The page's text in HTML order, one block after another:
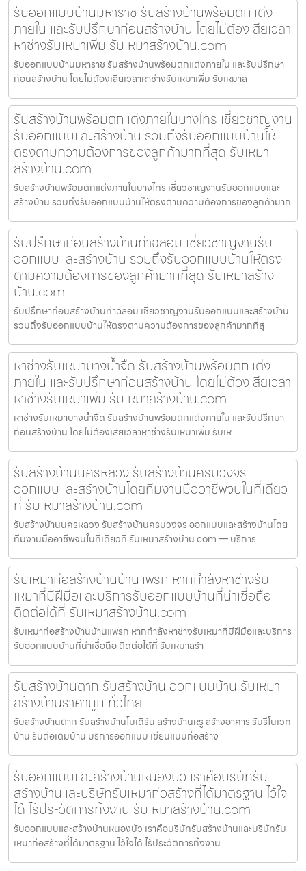
รับออกแบบบ้านมหาราช รับสร้างบ้านพร้อมตกแต่ง
ภายใน และรับปรึกษาก่อนสร้างบ้าน โดยไม่ต้องเสียเวลา
หาช่างรับเหมาเพิ่ม รับเหมาสร้างบ้าน.com
รับออกแบบบ้านมหาราช รับสร้างบ้านพร้อมตกแต่งภายใน และรับปรึกษา
ก่อนสร้างบ้าน โดยไม่ต้องเสียเวลาหาช่างรับเหมาเพิ่ม รับเหมาส
รับสร้างบ้านพร้อมตกแต่งภายในบางไทร เชี่ยวชาญงาน
รับออกแบบและสร้างบ้าน รวมถึงรับออกแบบบ้านให้
ตรงตามความต้องการของลูกค้ามากที่สุด รับเหมา
สร้างบ้าน.com
รับสร้างบ้านพร้อมตกแต่งภายในบางไทร เชี่ยวชาญงานรับออกแบบและ
สร้างบ้าน รวมถึงรับออกแบบบ้านให้ตรงตามความต้องการของลูกค้ามาก
รับปรึกษาก่อนสร้างบ้านท่าฉลอม เชี่ยวชาญงานรับ
ออกแบบและสร้างบ้าน รวมถึงรับออกแบบบ้านให้ตรง
ตามความต้องการของลูกค้ามากที่สุด รับเหมาสร้าง
บ้าน.com
รับปรึกษาก่อนสร้างบ้านท่าฉลอม เชี่ยวชาญงานรับออกแบบและสร้างบ้าน
รวมถึงรับออกแบบบ้านให้ตรงตามความต้องการของลูกค้ามากที่สุ
หาช่างรับเหมาบางน้ำจืด รับสร้างบ้านพร้อมตกแต่ง
ภายใน และรับปรึกษาก่อนสร้างบ้าน โดยไม่ต้องเสียเวลา
หาช่างรับเหมาเพิ่ม รับเหมาสร้างบ้าน.com
หาช่างรับเหมาบางน้ำจืด รับสร้างบ้านพร้อมตกแต่งภายใน และรับปรึกษา
ก่อนสร้างบ้าน โดยไม่ต้องเสียเวลาหาช่างรับเหมาเพิ่ม รับเห
รับสร้างบ้านนครหลวง รับสร้างบ้านครบวงจร
ออกแบบและสร้างบ้านโดยทีมงานมืออาชีพจบในที่เดียว
ที่ รับเหมาสร้างบ้าน.com
รับสร้างบ้านนครหลวง รับสร้างบ้านครบวงจร ออกแบบและสร้างบ้านโดย
ทีมงานมืออาชีพจบในที่เดียวที่ รับเหมาสร้างบ้าน.com — บริการ
รับเหมาก่อสร้างบ้านบ้านแพรก หากกำลังหาช่างรับ
เหมาที่มีฝีมือและบริการรับออกแบบบ้านที่น่าเชื่อถือ
ติดต่อได้ที่ รับเหมาสร้างบ้าน.com
รับเหมาก่อสร้างบ้านบ้านแพรก หากกำลังหาช่างรับเหมาที่มีฝีมือและบริการ
รับออกแบบบ้านที่น่าเชื่อถือ ติดต่อได้ที่ รับเหมาสร้า
รับสร้างบ้านตาก รับสร้างบ้าน ออกแบบบ้าน รับเหมา
สร้างบ้านราคาถูก ทั่วไทย
รับสร้างบ้านตาก รับสร้างบ้านโมเดิร์น สร้างบ้านหรู สร้างอาคาร รับรีโนเวท
บ้าน รับต่อเติมบ้าน บริการออกแบบ เขียนแบบก่อสร้าง
รับออกแบบและสร้างบ้านหนองบัว เราคือบริษัทรับ
สร้างบ้านและบริษัทรับเหมาก่อสร้างที่ได้มาตรฐาน ไว้ใจ
ได้ ไร้ประวัติการทิ้งงาน รับเหมาสร้างบ้าน.com
รับออกแบบและสร้างบ้านหนองบัว เราคือบริษัทรับสร้างบ้านและบริษัทรับ
เหมาก่อสร้างที่ได้มาตรฐาน ไว้ใจได้ ไร้ประวัติการทิ้งงาน